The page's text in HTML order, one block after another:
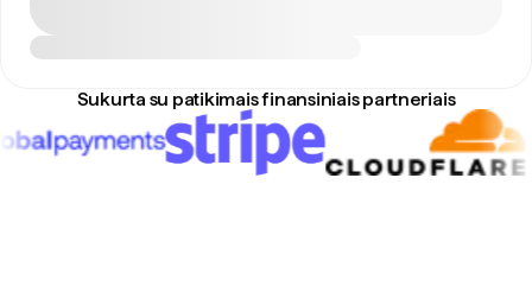
Sukurta su patikimais finansiniais partneriais